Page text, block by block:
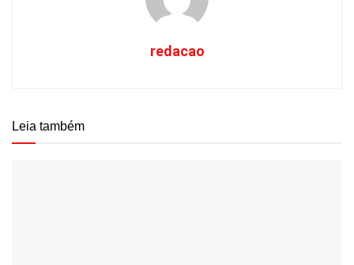
redacao
Leia também